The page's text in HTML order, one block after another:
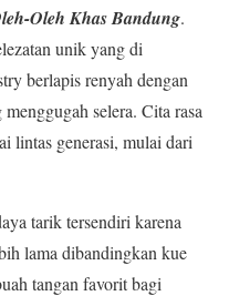
Oleh Khas Bandung.
unik yang di
berlapis renyah dengan
selera. Cita rasa
lintas generasi, mulai dari
tarik tersendiri karena
lama dibandingkan kue
tangan favorit bagi